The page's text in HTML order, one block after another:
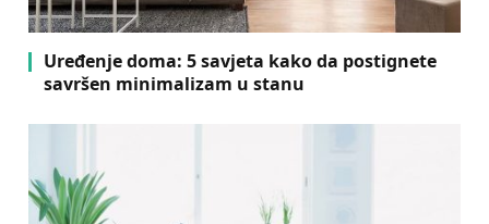
Uređenje doma: 5 savjeta kako da postignete
savršen minimalizam u stanu